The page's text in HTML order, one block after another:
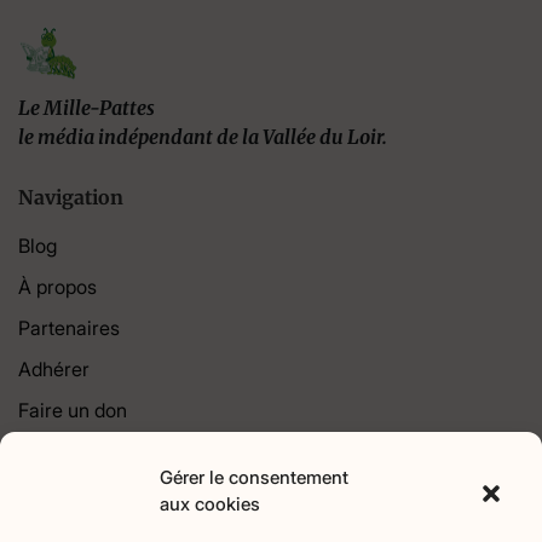
Gérer le consentement
aux cookies
Le Mille-Pattes
le média indépendant de la Vallée du Loir.
Navigation
Blog
À propos
Partenaires
Adhérer
Faire un don